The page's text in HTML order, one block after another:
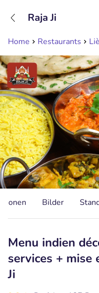
Home Restaurants
Raja Ji
Bilder
Menu indien
services + mise
Ji